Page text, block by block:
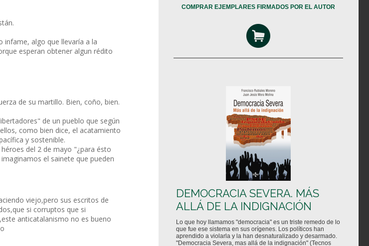
infame, algo que llevaría a la
esperan obtener algun rédito
de su martillo. Bien, coño, bien.
de un pueblo que según
como bien dice, el acatamiento
y sostenible.
del 2 de mayo "¿para ésto
el sainete que pueden
viejo,pero sus escritos de
si corruptos que si
anticatalanismo no es bueno
COMPRAR EJEMPLARES FIRMADOS POR EL AUTOR
DEMOCRACIA SEVERA. MÁS
ALLÁ DE LA INDIGNACIÓN
Lo que hoy llamamos "democracia" es un triste remedo de lo
que fue ese sistema en sus orígenes. Los políticos han
aprendido a violarla y la han desnaturalizado y desarmado.
"Democracia Severa, mas allá de la indignación" (Tecnos